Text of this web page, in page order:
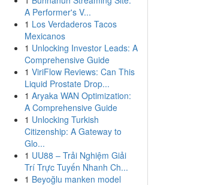
A Performer's V...
1 Los Verdaderos Tacos
Mexicanos
1 Unlocking Investor Leads: A
Comprehensive Guide
1 ViriFlow Reviews: Can This
Liquid Prostate Drop...
1 Aryaka WAN Optimization:
A Comprehensive Guide
1 Unlocking Turkish
Citizenship: A Gateway to
Glo...
1 UU88 – Trải Nghiệm Giải
Trí Trực Tuyến Nhanh Ch...
1 Beyoğlu manken model